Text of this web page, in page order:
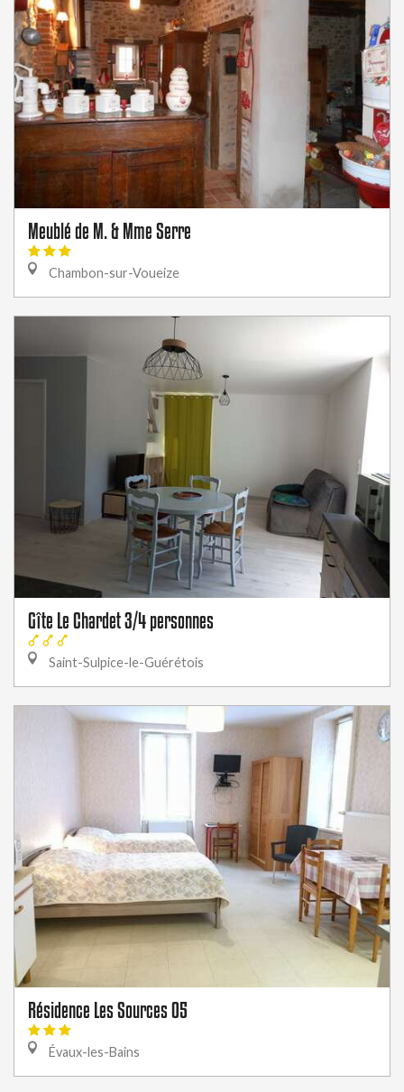
Meublé de M. & Mme Serre
Chambon-sur-Voueize
Gîte Le Chardet 3/4 personnes
Saint-Sulpice-le-Guérétois
Résidence Les Sources 05
Évaux-les-Bains